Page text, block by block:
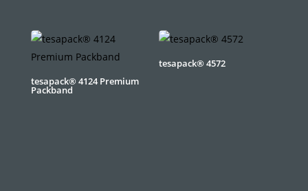
tesapack® 4124 Premium
Packband
tesapack® 4572